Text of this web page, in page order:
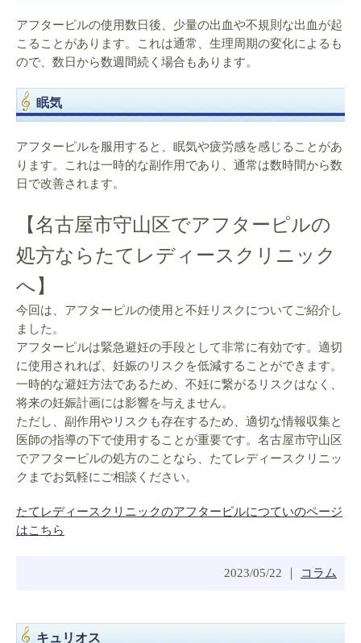
アフターピルの使用数日後、少量の出血や不規則な出血が起
こることがあります。これは通常、生理周期の変化によるも
ので、数日から数週間続く場合もあります。
眠気
アフターピルを服用すると、眠気や疲労感を感じることがあ
ります。これは一時的な副作用であり、通常は数時間から数
日で改善されます。
【名古屋市守山区でアフターピルの
処方ならたてレディースクリニック
へ】
今回は、アフターピルの使用と不妊リスクについてご紹介し
ました。
アフターピルは緊急避妊の手段として非常に有効です。適切
に使用されれば、妊娠のリスクを低減することができます。
一時的な避妊方法であるため、不妊に繋がるリスクはなく、
将来の妊娠計画には影響を与えません。
ただし、副作用やリスクも存在するため、適切な情報収集と
医師の指導の下で使用することが重要です。名古屋市守山区
でアフターピルの処方のことなら、たてレディースクリニッ
クまでお気軽にご相談ください。
たてレディースクリニックのアフターピルにつていのページ
はこちら
2023/05/22 ｜ コラム
キュリオス